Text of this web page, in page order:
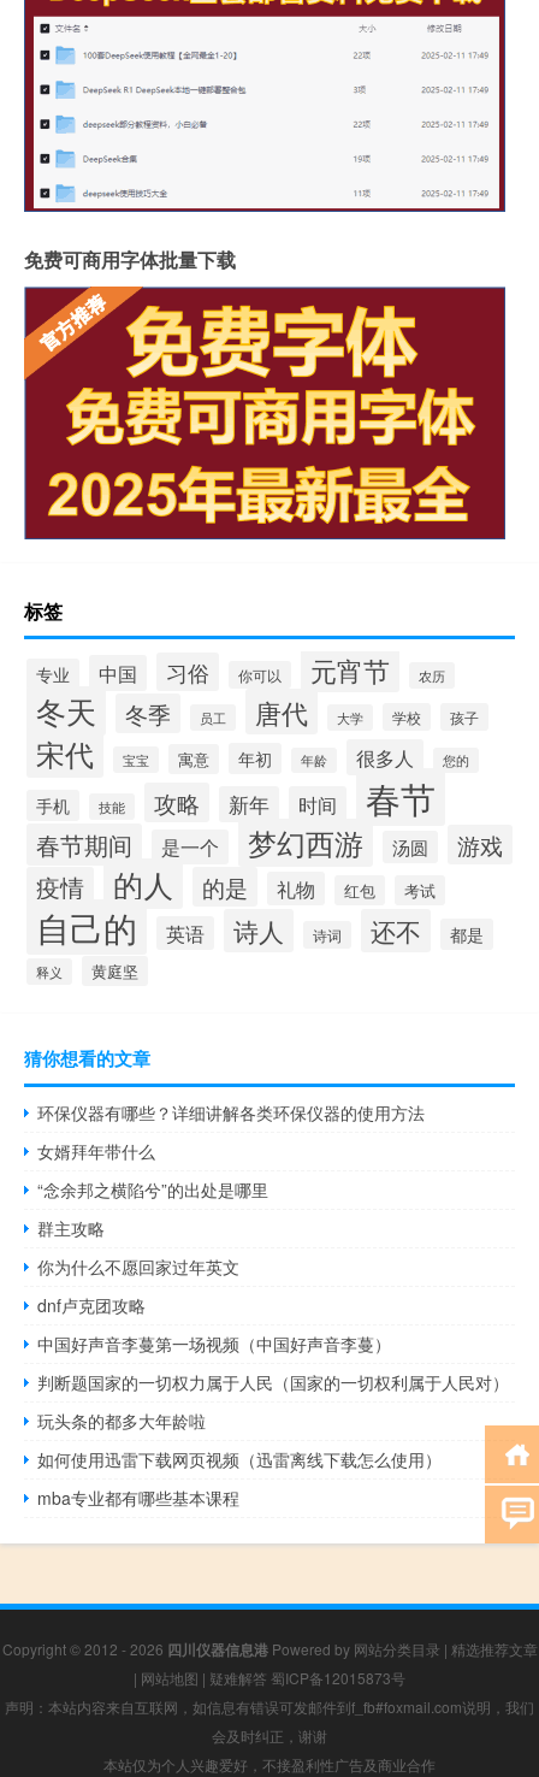
免费可商用字体批量下载
标签
专业 中国 习俗 你可以 元宵节 农历
冬天 冬季 员工 唐代 大学 学校 孩子
宋代 宝宝 寓意 年初 年龄 很多人 您的
手机 技能 攻略 新年 时间 春节
春节期间 是一个 梦幻西游 汤圆 游戏
疫情 的人 的是 礼物 红包 考试
自己的 英语 诗人 诗词 还不 都是
释义 黄庭坚
猜你想看的文章
环保仪器有哪些？详细讲解各类环保仪器的使用方法
女婿拜年带什么
“念余邦之横陷兮”的出处是哪里
群主攻略
你为什么不愿回家过年英文
dnf卢克团攻略
中国好声音李蔓第一场视频（中国好声音李蔓）
判断题国家的一切权力属于人民（国家的一切权利属于人民对）
玩头条的都多大年龄啦
如何使用迅雷下载网页视频（迅雷离线下载怎么使用）
mba专业都有哪些基本课程
Copyright © 2012 - 2026 四川仪器信息港Powered by 网站分类目录 | 精选推荐文章
| 网站地图 | 疑难解答 蜀ICP备12015873号
声明：本站内容来自互联网，如信息有错误可发邮件到f_fb#foxmail.com说明，我们
会及时纠正，谢谢
本站仅为个人兴趣爱好，不接盈利性广告及商业合作